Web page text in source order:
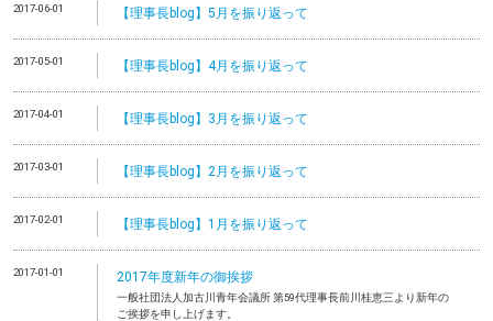
2017-06-01 【理事長blog】5月を振り返って
2017-05-01 【理事長blog】4月を振り返って
2017-04-01 【理事長blog】3月を振り返って
2017-03-01 【理事長blog】2月を振り返って
2017-02-01 【理事長blog】1月を振り返って
2017-01-01 2017年度新年の御挨拶
一般社団法人加古川青年会議所 第59代理事長前川桂恵三より新年の
ご挨拶を申し上げます。